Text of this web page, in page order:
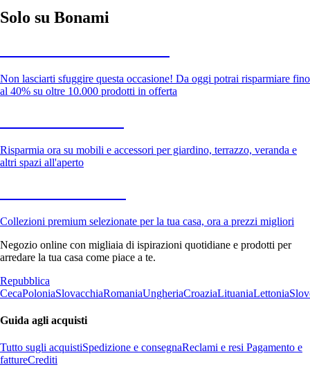
Solo su Bonami
Non lasciarti sfuggire questa occasione! Da oggi potrai risparmiare fino
al 40% su oltre 10.000 prodotti in offerta
Risparmia ora su mobili e accessori per giardino, terrazzo, veranda e
altri spazi all'aperto
Collezioni premium selezionate per la tua casa, ora a prezzi migliori
Negozio online con migliaia di ispirazioni quotidiane e prodotti per
arredare la tua casa come piace a te.
Repubblica
CecaPoloniaSlovacchiaRomaniaUngheriaCroaziaLituaniaLettonia
Guida agli acquisti
Tutto sugli acquistiSpedizione e consegnaReclami e resi Pagamento e
fattureCrediti